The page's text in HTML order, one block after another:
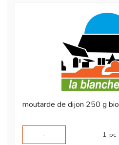
moutarde de dijon 250 g bio
-
1 pc